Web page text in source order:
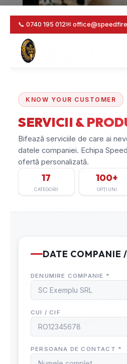
Parteneriat Speed Fire
CONSULTANȚĂ PSI ȘI
existente, identificarea
neconformităților
• Evaluări de risc la
obligatoriu care stabilește
• Scenarii de securitate la
Avizări și autorizări ISU
OBȚINEREA AVIZELOR
ISU
Speed Fire gestionează